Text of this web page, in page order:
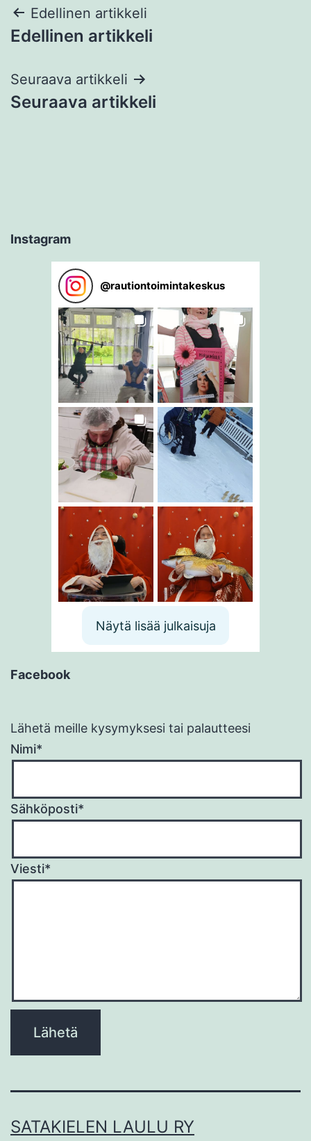
Artikkelien
selaus
Edellinen artikkeli
Edellinen artikkeli
Seuraava artikkeli
Seuraava artikkeli
Instagram
@rautiontoimintakeskus
Näytä lisää julkaisuja
Facebook
Lähetä meille kysymyksesi tai palautteesi
Nimi*
Sähköposti*
Viesti*
leave
SATAKIELEN LAULU RY